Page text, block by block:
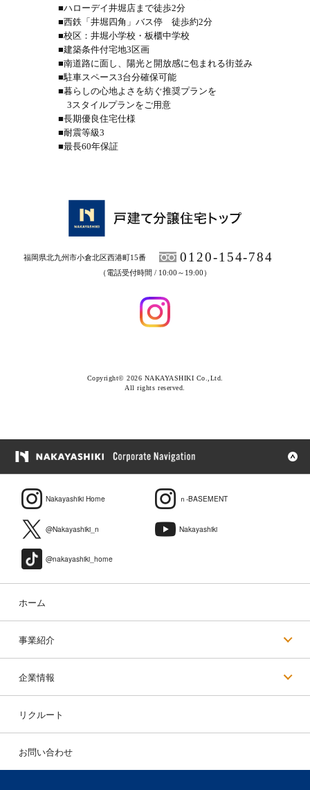
■ハローデイ井堀店まで徒歩2分
■西鉄「井堀四角」バス停 徒歩約2分
■校区：井堀小学校・板櫃中学校
■建築条件付宅地3区画
■南道路に面し、陽光と開放感に包まれる街並み
■駐車スペース3台分確保可能
■暮らしの心地よさを紡ぐ推奨プランを
3スタイルプランをご用意
■長期優良住宅仕様
■耐震等級3
■最長60年保証
福岡県北九州市小倉北区西港町15番 0120-154-784
（電話受付時間 / 10:00～19:00）
Copyright© 2026 NAKAYASHIKI Co.,Ltd.
All rights reserved.
Nakayashiki Home ｎ-BASEMENT
@Nakayashiki_n Nakayashiki
@nakayashiki_home
ホーム
事業紹介
企業情報
リクルート
お問い合わせ